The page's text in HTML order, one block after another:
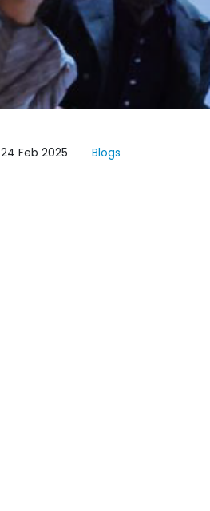
24 Feb 2025 Blogs